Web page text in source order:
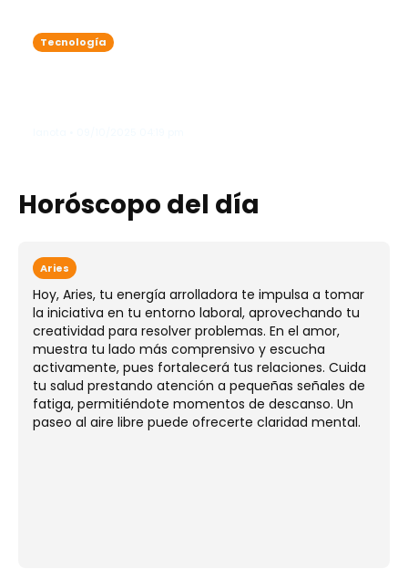
Tecnología
Horóscopo del día
Aries
Hoy, Aries, tu energía arrolladora te impulsa a tomar
la iniciativa en tu entorno laboral, aprovechando tu
creatividad para resolver problemas. En el amor,
muestra tu lado más comprensivo y escucha
activamente, pues fortalecerá tus relaciones. Cuida
tu salud prestando atención a pequeñas señales de
fatiga, permitiéndote momentos de descanso. Un
paseo al aire libre puede ofrecerte claridad mental.